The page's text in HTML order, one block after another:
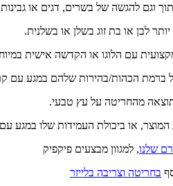
וגם להגשה של בשרים, דגים או
לבן או בת זוג בשלן או בשלנית.
עם הלוגו או הקדשה אישית
ברמת הכהות/בהירות שלהם במגע עם
כתוצאה מהחריטה על עץ טבעי.
המוצר, או ביכולת העמידות שלו במגע
שלנו, למגוון מבצעים פיקפיק
בחריטה וצריבה בלייזר